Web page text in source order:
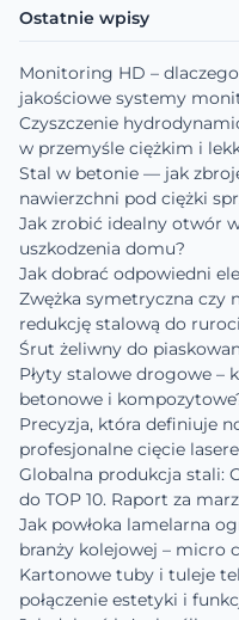
Ostatnie wpisy
Monitoring HD –
jakościowe systemy
Czyszczenie
w przemyśle ciężkim i
Stal w betonie — jak
nawierzchni pod ciężki
Jak zrobić idealny otwór
uszkodzenia domu?
Jak dobrać odpowiedni
Zwężka symetryczna czy
redukcję stalową do
Śrut żeliwny do
Płyty stalowe drogowe –
betonowe i
Precyzja, która definiuje
profesjonalne cięcie
Globalna produkcja stali:
do TOP 10. Raport za
Jak powłoka lamelarna
branży kolejowej – micro
Kartonowe tuby i tuleje
połączenie estetyki i